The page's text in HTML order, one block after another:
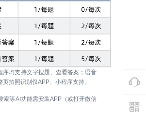
序均支持文字搜题、查看答案；语音
拍照识别仅APP、小程序支持。
索等AI功能需安装APP（或打开微信